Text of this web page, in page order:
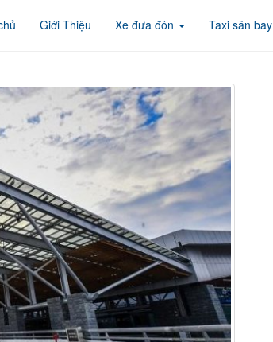
Giới Thiệu Xe đưa đón Taxi sân bay